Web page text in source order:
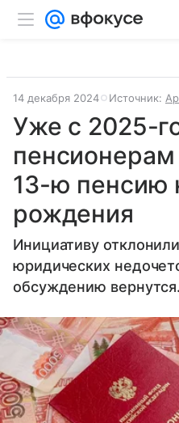
14 декабря 2024 Источник:
Уже с 2025-
пенсионерам
13-ю пенсию
рождения
Инициативу
юридических
обсуждению вернутся.